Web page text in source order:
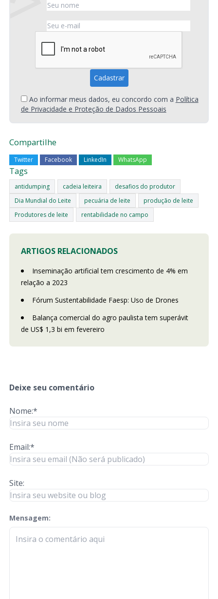
Ao informar meus dados, eu concordo com a Política
de Privacidade e Proteção de Dados Pessoais
Compartilhe
Twitter Facebook LinkedIn WhatsApp
Tags
antidumping cadeia leiteira
desafios do produtor
Dia Mundial do Leite
pecuária de leite
produção de leite
Produtores de leite
rentabilidade no campo
ARTIGOS RELACIONADOS
Inseminação artificial tem crescimento de 4% em
relação a 2023
Fórum Sustentabilidade Faesp: Uso de Drones
Balança comercial do agro paulista tem superávit
de US$ 1,3 bi em fevereiro
Deixe seu comentário
Nome:*
Email:*
Site:
Mensagem:
check-terms